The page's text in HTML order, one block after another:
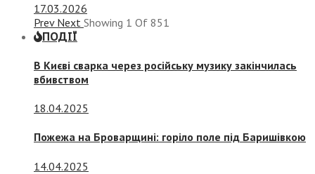
17.03.2026
Prev Next Showing 1 Of 851
ПОДІЇ
В Києві сварка через російську музику закінчилась
вбивством
18.04.2025
Пожежа на Броварщині: горіло поле під Баришівкою
14.04.2025